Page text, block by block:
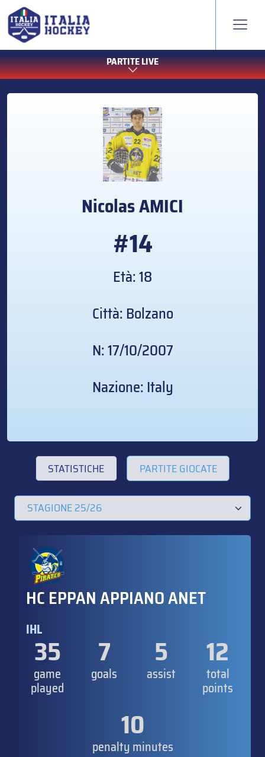
PARTITE LIVE
NicolasAMICI
#14
Età: 18
Città: Bolzano
N: 17/10/2007
Nazione: Italy
STATISTICHE PARTITE GIOCATE
HC EPPAN APPIANO ANET
IHL
35
game
played
7
goals
5
assist
12
total
points
10
penalty minutes